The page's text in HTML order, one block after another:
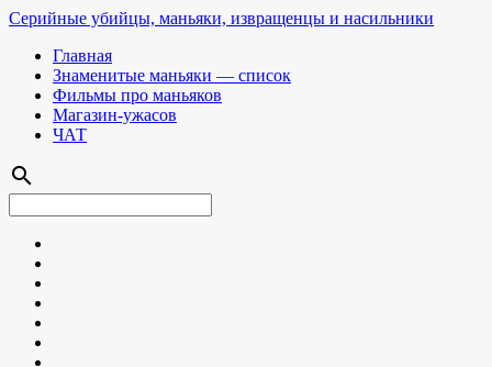
Серийные убийцы, маньяки, извращенцы и насильники
Главная
Знаменитые маньяки — список
Фильмы про маньяков
Магазин-ужасов
ЧАТ
search